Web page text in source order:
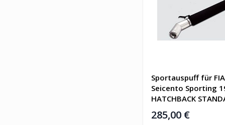
Sportauspuff für
Seicento Sporting
HATCHBACK
285,00 €